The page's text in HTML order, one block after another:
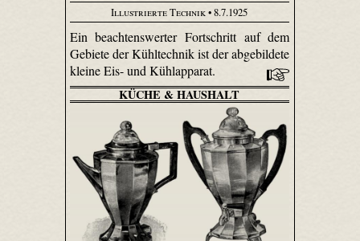
Illustrierte Technik• 8.7.1925
Ein beachtenswerter Fortschritt auf dem
Gebiete der Kühltechnik ist der abgebildete
kleine Eis- und Kühlapparat.
KÜCHE & HAUSHALT